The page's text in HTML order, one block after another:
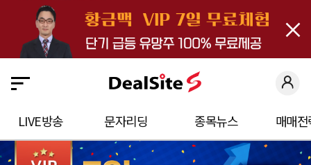
close
사
이
S
에
LIVE방송 문자리딩 종목뉴스 매매